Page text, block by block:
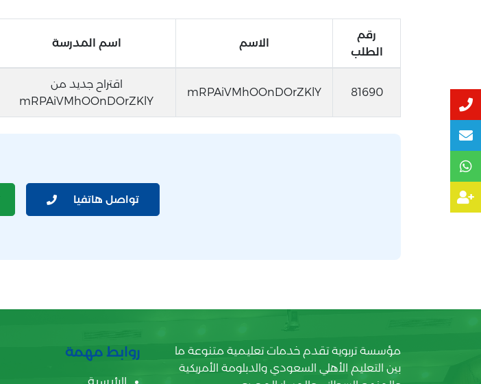
رقم
الطلب
الاسم اسم المدرسة
81690
mRPAiVMhOOnDOrZKlY
اقتراح جديد من
mRPAiVMhOOnDOrZKlY
تواصل هاتفيا
مؤسسة تربوية تقدم خدمات تعليمية متنوعة ما
بين التعليم الأهلي السعودي والدبلومة الأمريكية
روابط مهمة
الرئيسية